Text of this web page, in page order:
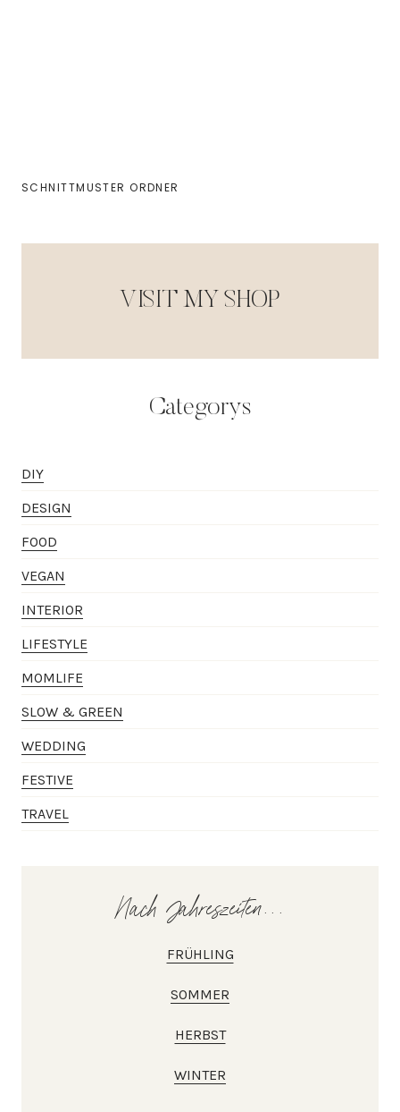
SCHNITTMUSTER ORDNER
VISIT MY SHOP
Categorys
DIY
DESIGN
FOOD
VEGAN
INTERIOR
LIFESTYLE
MOMLIFE
SLOW & GREEN
WEDDING
FESTIVE
TRAVEL
Nach Jahreszeiten...
FRÜHLING
SOMMER
HERBST
WINTER